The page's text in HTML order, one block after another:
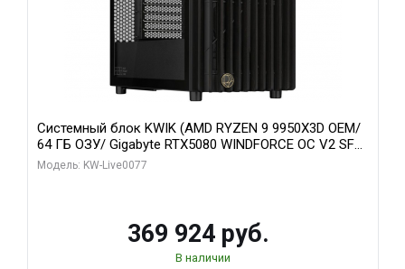
Системный блок KWIK (AMD RYZEN 9 9950X3D OEM/
64 ГБ ОЗУ/ Gigabyte RTX5080 WINDFORCE OC V2 SFF
16GB GDDR7 256b/ 960 ГБ SSD)
Модель: KW-Live0077
369 924 руб.
В наличии